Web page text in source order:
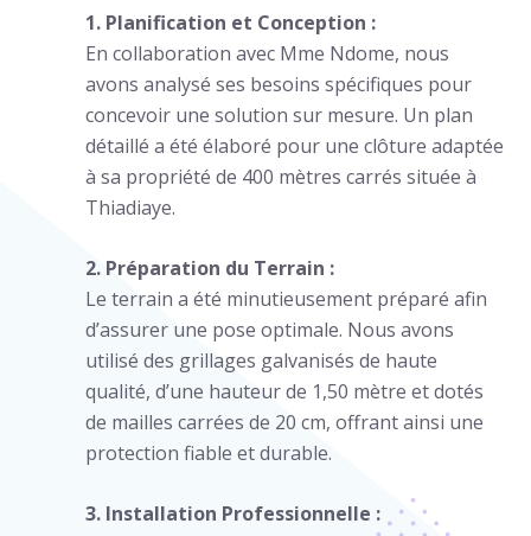
1. Planification et Conception :
En collaboration avec Mme Ndome, nous
avons analysé ses besoins spécifiques pour
concevoir une solution sur mesure. Un plan
détaillé a été élaboré pour une clôture adaptée
à sa propriété de 400 mètres carrés située à
Thiadiaye.
2. Préparation du Terrain :
Le terrain a été minutieusement préparé afin
d’assurer une pose optimale. Nous avons
utilisé des grillages galvanisés de haute
qualité, d’une hauteur de 1,50 mètre et dotés
de mailles carrées de 20 cm, offrant ainsi une
protection fiable et durable.
3. Installation Professionnelle :